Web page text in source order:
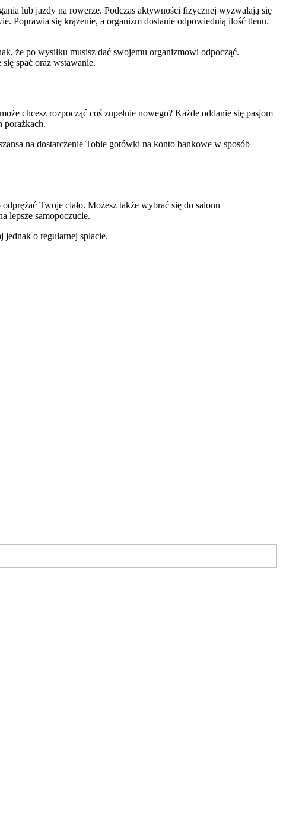
lub jazdy na rowerze. Podczas aktywności fizycznej wyzwalają się
Poprawia się krążenie, a organizm dostanie odpowiednią ilość tlenu.
że po wysiłku musisz dać swojemu organizmowi odpocząć.
spać oraz wstawanie.
chcesz rozpocząć coś zupełnie nowego? Każde oddanie się pasjom
porażkach.
na dostarczenie Tobie gotówki na konto bankowe w sposób
Twoje ciało. Możesz także wybrać się do salonu
lepsze samopoczucie.
o regularnej spłacie.